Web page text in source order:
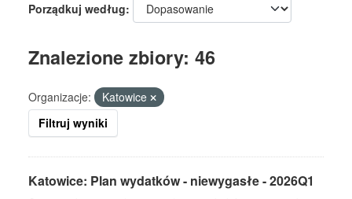
Porządkuj według
Znalezione zbiory: 46
Organizacje:
Katowice
Filtruj wyniki
Katowice: Plan wydatków - niewygasłe - 2026Q1